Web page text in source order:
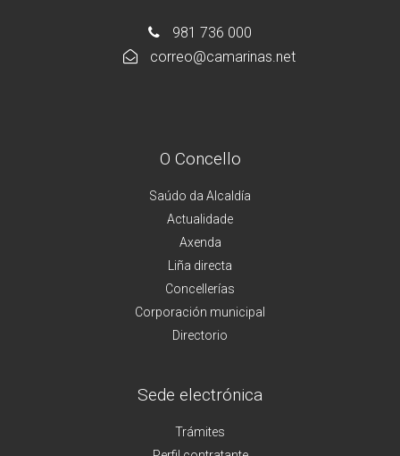
981 736 000
correo@camarinas.net
O Concello
Saúdo da Alcaldía
Actualidade
Axenda
Liña directa
Concellerías
Corporación municipal
Directorio
Sede electrónica
Trámites